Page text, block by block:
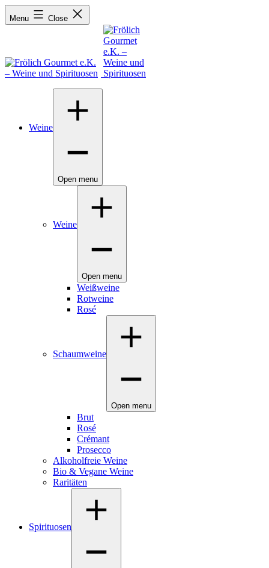
Menu Close
Weine
Open menu
Weine
Open menu
Weißweine
Rotweine
Rosé
Schaumweine
Open menu
Brut
Rosé
Crémant
Prosecco
Alkoholfreie Weine
Bio & Vegane Weine
Raritäten
Spirituosen